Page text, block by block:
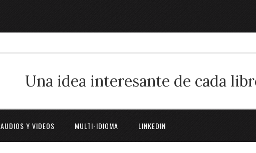
Una idea interesante de cada
AUDIOS Y VIDEOS MULTI-IDIOMA LINKEDIN